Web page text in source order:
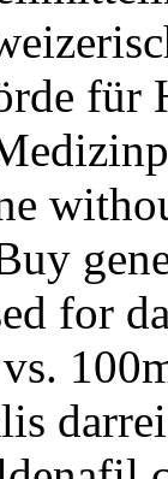
für
for